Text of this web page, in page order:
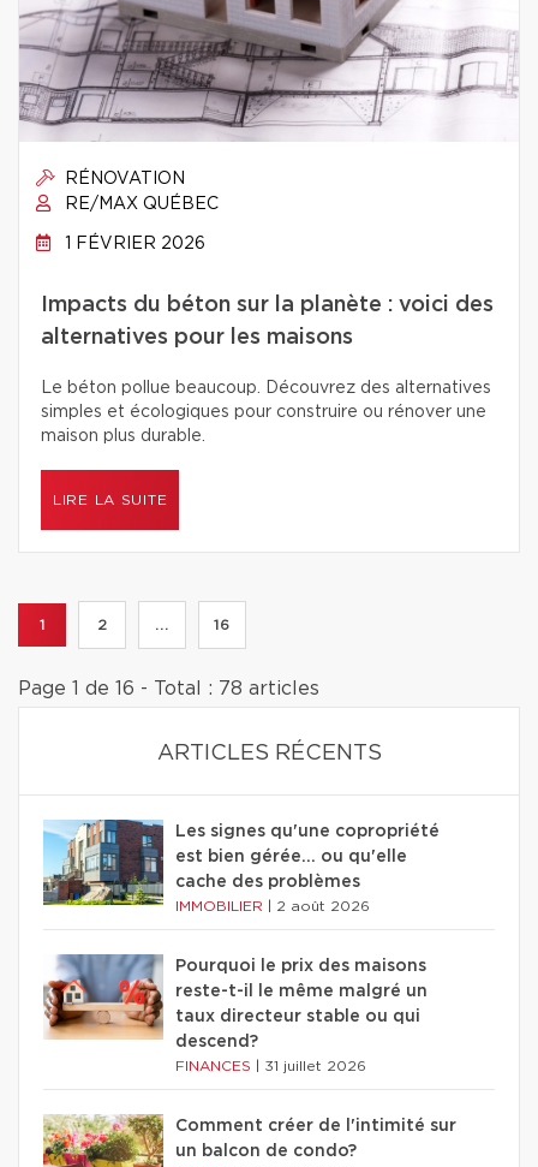
RÉNOVATION
RE/MAX QUÉBEC
1 FÉVRIER 2026
Impacts du béton sur la planète : voici des
alternatives pour les maisons
Le béton pollue beaucoup. Découvrez des alternatives
simples et écologiques pour construire ou rénover une
maison plus durable.
LIRE LA SUITE
1 2 ... 16
Page 1 de 16 - Total : 78 articles
ARTICLES RÉCENTS
Les signes qu'une copropriété
est bien gérée… ou qu'elle
cache des problèmes
IMMOBILIER 2 août 2026
Pourquoi le prix des maisons
reste-t-il le même malgré un
taux directeur stable ou qui
descend?
FINANCES 31 juillet 2026
Comment créer de l'intimité sur
un balcon de condo?